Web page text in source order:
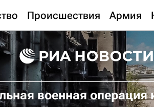
Происшествия Армия
военная операция